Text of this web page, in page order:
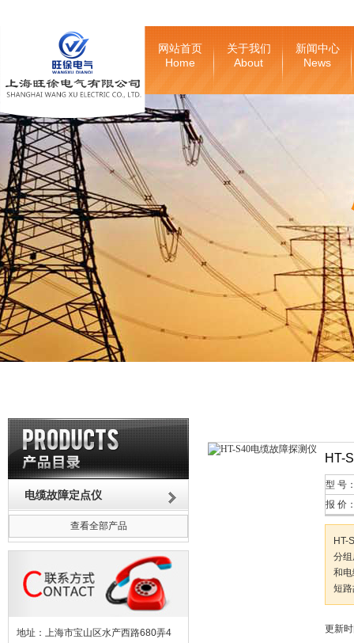
网站首页
Home
关于我们
About
新闻中心
News
电缆故障定点仪
查看全部产品
地址：上海市宝山区水产西路680弄4
HT-
型 号
报 价
HT-
分
和
短
更新